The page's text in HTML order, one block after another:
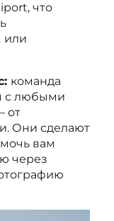
что
или
команда
с любыми
от
Они сделают
вам
через